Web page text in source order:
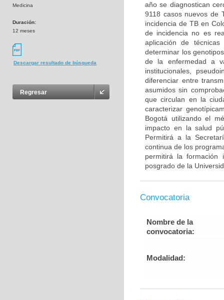
Medicina
Duración:
12 meses
Descargar resultado de búsqueda
Regresar
año se diagnostican
9118 casos nuevos de
incidencia de TB en
de incidencia no es
aplicación de
determinar los
de la enfermedad a
institucionales,
diferenciar entre
asumidos sin
que circulan en la
caracterizar
Bogotá utilizando el
impacto en la salud
Permitirá a la
continua de los
permitirá la formación
posgrado de la
Convocatoria
Nombre de la
convocatoria:
Modalidad: